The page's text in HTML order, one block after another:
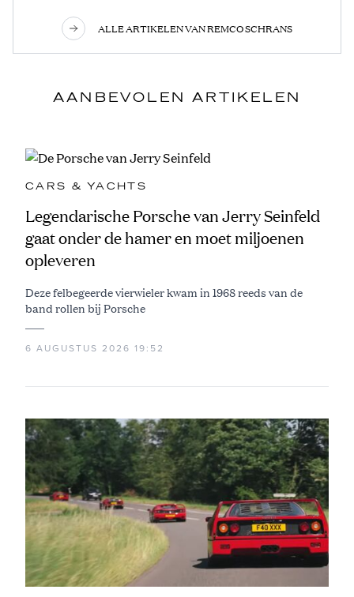
ALLE ARTIKELEN VAN REMCO SCHRANS
AANBEVOLEN ARTIKELEN
CARS & YACHTS
Legendarische Porsche van Jerry Seinfeld
gaat onder de hamer en moet miljoenen
opleveren
Deze felbegeerde vierwieler kwam in 1968 reeds van de
band rollen bij Porsche
6 AUGUSTUS 2026 19:52